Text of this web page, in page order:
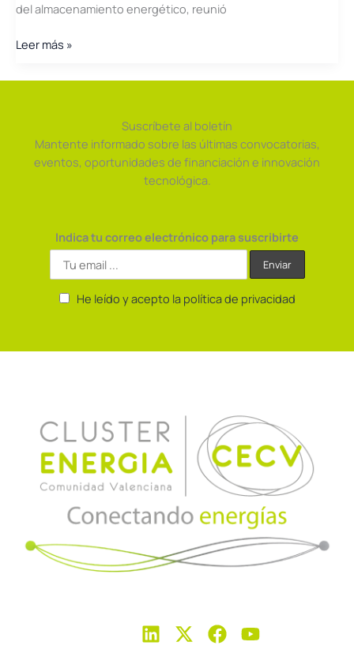
del almacenamiento energético, reunió
Saclima
Fotovoltaica
pleno
´Albufera
Leer más »
Suscríbete al boletín
Mantente informado sobre las últimas convocatorias,
eventos, oportunidades de financiación e innovación
tecnológica.
Indica tu correo electrónico para suscribirte
He leído y acepto la política de privacidad